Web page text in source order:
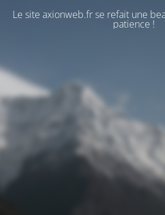
Le site axionweb.fr se refait une
patience !